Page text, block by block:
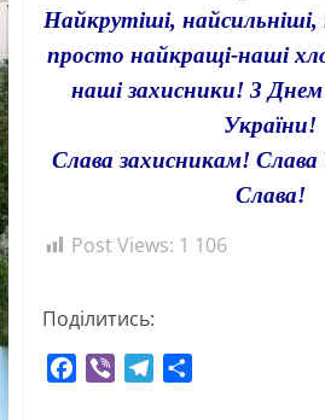
Найкрутіші, найсильніші,
просто найкращі-наші
наші захисники! З
України!
Слава захисникам! Слава
Слава!
Post Views: 1 106
Поділитись: